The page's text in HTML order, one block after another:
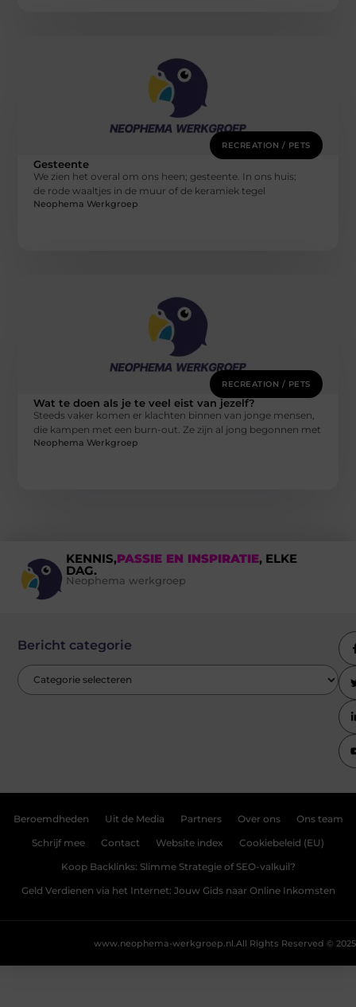
RECREATION / PETS
Gesteente
We zien het overal om ons heen; gesteente. In ons huis;
de rode waaltjes in de muur of de keramiek tegel
Neophema Werkgroep
RECREATION / PETS
Wat te doen als je te veel eist van jezelf?
Steeds vaker komen er klachten binnen van jonge mensen,
die kampen met een burn-out. Ze zijn al jong begonnen met
Neophema Werkgroep
KENNIS,PASSIE EN INSPIRATIE, ELKE
DAG.
Neophema werkgroep
Bericht categorie
Beroemdheden Uit de Media Partners Over ons Ons team
Schrijf mee Contact Website index Cookiebeleid (EU)
Koop Backlinks: Slimme Strategie of SEO-valkuil?
Geld Verdienen via het Internet: Jouw Gids naar Online Inkomsten
All Rights Reserved © 2025
www.neophema-werkgroep.nl.